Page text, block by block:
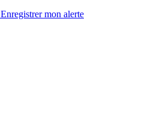
Enregistrermon alerte